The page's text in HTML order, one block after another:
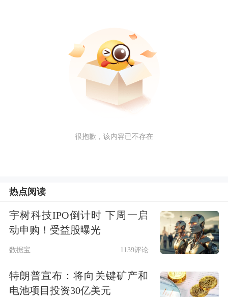
很抱歉，该内容已不存在
热点阅读
宇树科技IPO倒计时 下周一启
动申购！受益股曝光
数据宝 1139评论
特朗普宣布：将向关键矿产和
电池项目投资30亿美元